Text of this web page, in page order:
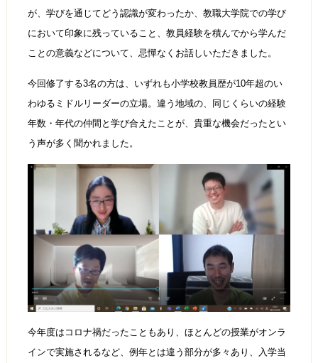
が、学びを通じてどう認識が変わったか、教職大学院での学び
において印象に残っていること、教員経験を積んでから学んだ
ことの意義などについて、忌憚なくお話しいただきました。
今回修了する3名の方は、いずれも小学校教員歴が10年超のい
わゆるミドルリーダーの立場。違う地域の、同じくらいの経験
年数・年代の仲間と学び合えたことが、貴重な機会だったとい
う声が多く聞かれました。
今年度はコロナ禍だったこともあり、ほとんどの授業がオンラ
インで実施されるなど、例年とは違う部分が多々あり、入学当